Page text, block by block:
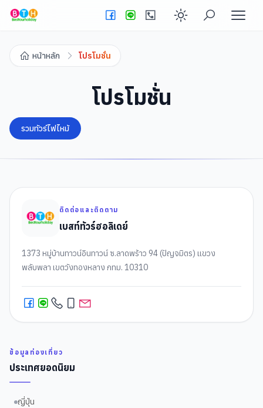
Enable dark
หน้าหลัก โปรโมชั่น
โปรโมชั่น
รวมทัวร์ไฟไหม้
ติดต่อและติดตาม
เบสท์ทัวร์ฮอลิเดย์
1373 หมู่บ้านทาวน์อินทาวน์ ซ.ลาดพร้าว 94 (ปัญจมิตร) แขวง
พลับพลา เขตวังทองหลาง กทม. 10310
ข้อมูลท่องเที่ยว
ประเทศยอดนิยม
ญี่ปุ่น